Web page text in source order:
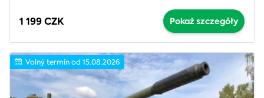
1 199 CZK Pokaż szczegóły
Volný termín od 15.08.2026